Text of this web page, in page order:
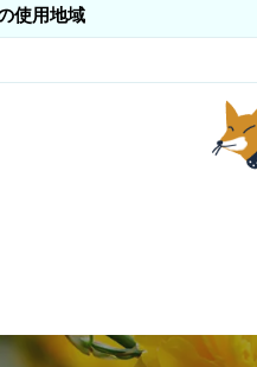
使用地域